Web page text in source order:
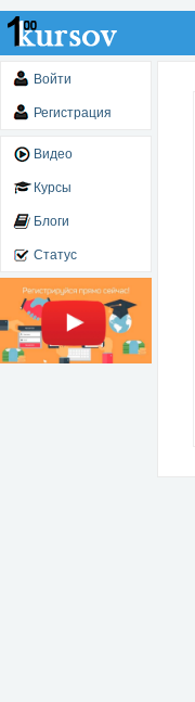
Войти
Регистрация
Видео
Курсы
Блоги
Статус